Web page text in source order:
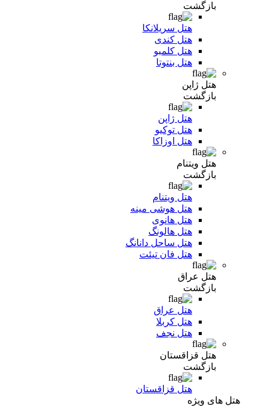
بازگشت
هتل سریلانکا
هتل کندی
هتل کلمبو
هتل بنتوتا
هتل ژاپن
بازگشت
هتل ژاپن
هتل توکیو
هتل اوزاکا
هتل ویتنام
بازگشت
هتل ویتنام
هتل هوشی مینه
هتل هانوی
هتل هالونگ
هتل ساحل دانانگ
هتل فان تیئت
هتل عراق
بازگشت
هتل عراق
هتل کربلا
هتل نجف
هتل قزاقستان
بازگشت
هتل قزاقستان
هتل های ویژه